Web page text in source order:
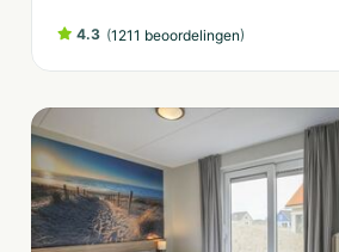
4.3 (1211 beoordelingen)